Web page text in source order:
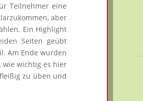
Teilnehmer eine
aber
Ein Highlight
Seiten geübt
Am Ende wurden
wie wichtig es hier
zu üben und